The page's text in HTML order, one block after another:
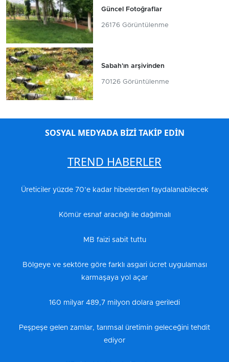
Güncel Fotoğraflar
26176 Görüntülenme
Sabah'ın arşivinden
70126 Görüntülenme
SOSYAL MEDYADA BİZİ TAKİP EDİN
TREND HABERLER
Üreticiler yüzde 70’e kadar hibelerden faydalanabilecek
Kömür esnaf aracılığı ile dağılmalı
MB faizi sabit tuttu
Bölgeye ve sektöre göre farklı asgari ücret uygulaması
karmaşaya yol açar
160 milyar 489,7 milyon dolara geriledi
Peşpeşe gelen zamlar, tarımsal üretimin geleceğini tehdit
ediyor